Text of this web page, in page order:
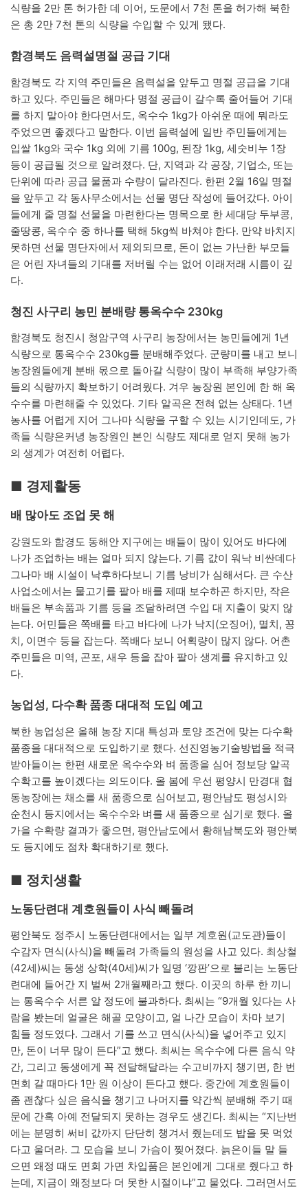
식량을 2만 톤 허가한 데 이어, 도문에서 7천 톤을 허가해 북한
은 총 2만 7천 톤의 식량을 수입할 수 있게 됐다.
함경북도 음력설명절 공급 기대
함경북도 각 지역 주민들은 음력설을 앞두고 명절 공급을 기대
하고 있다. 주민들은 해마다 명절 공급이 갈수록 줄어들어 기대
를 하지 말아야 한다면서도, 옥수수 1kg가 아쉬운 때에 뭐라도
주었으면 좋겠다고 말한다. 이번 음력설에 일반 주민들에게는
입쌀 1kg와 국수 1kg 외에 기름 100g, 된장 1kg, 세숫비누 1장
등이 공급될 것으로 알려졌다. 단, 지역과 각 공장, 기업소, 또는
단위에 따라 공급 물품과 수량이 달라진다. 한편 2월 16일 명절
을 앞두고 각 동사무소에서는 선물 명단 작성에 들어갔다. 아이
들에게 줄 명절 선물을 마련한다는 명목으로 한 세대당 두부콩,
줄땅콩, 옥수수 중 하나를 택해 5kg씩 바쳐야 한다. 만약 바치지
못하면 선물 명단자에서 제외되므로, 돈이 없는 가난한 부모들
은 어린 자녀들의 기대를 저버릴 수는 없어 이래저래 시름이 깊
다.
청진 사구리 농민 분배량 통옥수수 230kg
함경북도 청진시 청암구역 사구리 농장에서는 농민들에게 1년
식량으로 통옥수수 230kg를 분배해주었다. 군량미를 내고 보니
농장원들에게 분배 몫으로 돌아갈 식량이 많이 부족해 부양가족
들의 식량까지 확보하기 어려웠다. 겨우 농장원 본인에 한 해 옥
수수를 마련해줄 수 있었다. 기타 알곡은 전혀 없는 상태다. 1년
농사를 어렵게 지어 그나마 식량을 구할 수 있는 시기인데도, 가
족들 식량은커녕 농장원인 본인 식량도 제대로 얻지 못해 농가
의 생계가 여전히 어렵다.
■ 경제활동
배 많아도 조업 못 해
강원도와 함경도 동해안 지구에는 배들이 많이 있어도 바다에
나가 조업하는 배는 얼마 되지 않는다. 기름 값이 워낙 비싼데다
그나마 배 시설이 낙후하다보니 기름 낭비가 심해서다. 큰 수산
사업소에서는 물고기를 팔아 배를 제때 보수하곤 하지만, 작은
배들은 부속품과 기름 등을 조달하려면 수입 대 지출이 맞지 않
는다. 어민들은 쪽배를 타고 바다에 나가 낙지(오징어), 멸치, 꽁
치, 이면수 등을 잡는다. 쪽배다 보니 어획량이 많지 않다. 어촌
주민들은 미역, 곤포, 새우 등을 잡아 팔아 생계를 유지하고 있
다.
농업성, 다수확 품종 대대적 도입 예고
북한 농업성은 올해 농장 지대 특성과 토양 조건에 맞는 다수확
품종을 대대적으로 도입하기로 했다. 선진영농기술방법을 적극
받아들이는 한편 새로운 옥수수와 벼 품종을 심어 정보당 알곡
수확고를 높이겠다는 의도이다. 올 봄에 우선 평양시 만경대 협
동농장에는 채소를 새 품종으로 심어보고, 평안남도 평성시와
순천시 등지에서는 옥수수와 벼를 새 품종으로 심기로 했다. 올
가을 수확량 결과가 좋으면, 평안남도에서 황해남북도와 평안북
도 등지에도 점차 확대하기로 했다.
■ 정치생활
노동단련대 계호원들이 사식 빼돌려
평안북도 정주시 노동단련대에서는 일부 계호원(교도관)들이
수감자 면식(사식)을 빼돌려 가족들의 원성을 사고 있다. 최상철
(42세)씨는 동생 상학(40세)씨가 일명 ‘깡판’으로 불리는 노동단
련대에 들어간 지 벌써 2개월째라고 했다. 이곳의 하루 한 끼니
는 통옥수수 서른 알 정도에 불과하다. 최씨는 “9개월 있다는 사
람을 봤는데 얼굴은 해골 모양이고, 얼 나간 모습이 차마 보기
힘들 정도였다. 그래서 기를 쓰고 면식(사식)을 넣어주고 있지
만, 돈이 너무 많이 든다”고 했다. 최씨는 옥수수에 다른 음식 약
간, 그리고 동생에게 꼭 전달해달라는 수고비까지 챙기면, 한 번
면회 갈 때마다 1만 원 이상이 든다고 했다. 중간에 계호원들이
좀 괜찮다 싶은 음식을 챙기고 나머지를 약간씩 분배해 주기 때
문에 간혹 아예 전달되지 못하는 경우도 생긴다. 최씨는 “지난번
에는 분명히 써비 값까지 단단히 챙겨서 줬는데도 밥을 못 먹었
다고 울더라. 그 모습을 보니 가슴이 찢어졌다. 늙은이들 말 들
으면 왜정 때도 면회 가면 차입품은 본인에게 그대로 줬다고 하
는데, 지금이 왜정보다 더 못한 시절이냐”고 물었다. 그러면서도